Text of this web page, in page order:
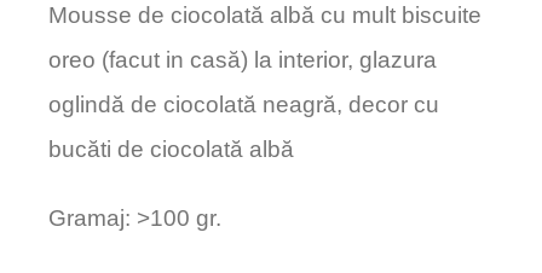
Mousse de ciocolată albă cu mult biscuite
oreo (facut in casă) la interior, glazura
oglindă de ciocolată neagră, decor cu
bucăti de ciocolată albă
Gramaj: >100 gr.